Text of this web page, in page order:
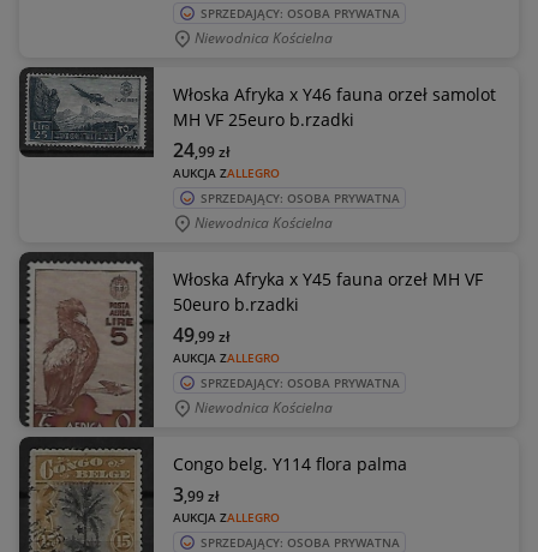
SPRZEDAJĄCY: OSOBA PRYWATNA
Niewodnica Kościelna
Włoska Afryka x Y46 fauna orzeł samolot
MH VF 25euro b.rzadki
AUKCJA ZALLEGRO
24,99zł
SPRZEDAJĄCY: OSOBA PRYWATNA
Niewodnica Kościelna
Włoska Afryka x Y45 fauna orzeł MH VF
50euro b.rzadki
AUKCJA ZALLEGRO
49,99zł
SPRZEDAJĄCY: OSOBA PRYWATNA
Niewodnica Kościelna
Congo belg. Y114 flora palma
AUKCJA ZALLEGRO
3,99zł
SPRZEDAJĄCY: OSOBA PRYWATNA